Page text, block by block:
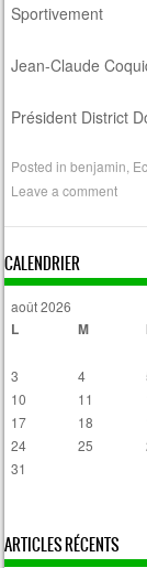
Sportivement
Jean-Claude
Président District
Posted inbenjamin
Leave a comment
CALENDRIER
août 2026
L M
3
4
10
11
17
18
24
25
31
ARTICLES RÉCENTS